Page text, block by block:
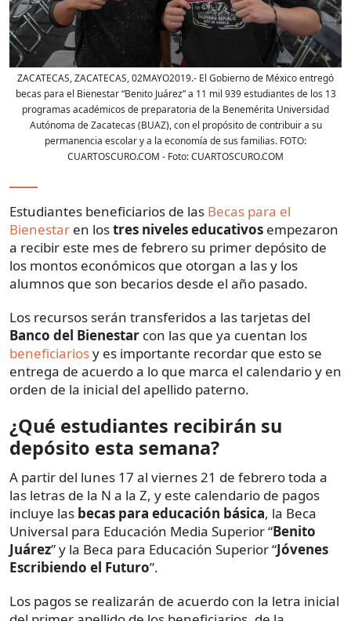
ZACATECAS, ZACATECAS, 02MAYO2019.- El Gobierno de México entregó
becas para el Bienestar “Benito Juárez” a 11 mil 939 estudiantes de los 13
programas académicos de preparatoria de la Benemérita Universidad
Autónoma de Zacatecas (BUAZ), con el propósito de contribuir a su
permanencia escolar y a la economía de sus familias. FOTO:
CUARTOSCURO.COM - Foto:CUARTOSCURO.COM
Estudiantes beneficiarios de las Becas para el
Bienestar en lostres niveles educativos empezaron
a recibir este mes de febrero su primer depósito de
los montos económicos que otorgan a las y los
alumnos que son becarios desde el año pasado.
Los recursos serán transferidos a las tarjetas del
Banco del Bienestar con las que ya cuentan los
beneficiariosy es importante recordar que esto se
entrega de acuerdo a lo que marca el calendario y en
orden de la inicial del apellido paterno.
¿Qué estudiantes recibirán su
depósito esta semana?
A partir del lunes 17 al viernes 21 de febrero toda a
las letras de la N a la Z, y este calendario de pagos
incluye las becas para educación básica, la Beca
Universal para Educación Media Superior “Benito
Juárez” y la Beca para Educación Superior “Jóvenes
Escribiendo el Futuro”.
Los pagos se realizarán de acuerdo con la letra inicial